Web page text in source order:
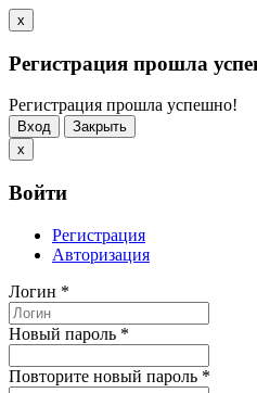
x
Регистрация прошла
Регистрация прошла успешно!
Вход
Закрыть
x
Войти
Регистрация
Авторизация
Логин *
Новый пароль *
Повторите новый пароль *